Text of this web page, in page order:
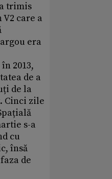
trimis
care a
era
2013,
de a
de la
Cinci zile
s-a
cu
însă
de